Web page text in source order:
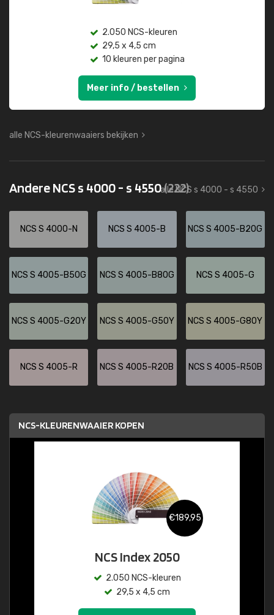
2.050 NCS-kleuren
29,5 x 4,5 cm
10 kleuren per pagina
Meer info / bestellen
alle NCS-kleurenwaaiers bekijken
Andere NCS s 4000 - s 4550(222)
alle NCS s 4000 - s 4550
NCS S 4000-N NCS S 4005-B NCS S 4005-B20G
NCS S 4005-B50G NCS S 4005-B80G NCS S 4005-G
NCS S 4005-G20Y NCS S 4005-G50Y NCS S 4005-G80Y
NCS S 4005-R NCS S 4005-R20B NCS S 4005-R50B
NCS-KLEURENWAAIER KOPEN
€189,95
NCS Index 2050
2.050 NCS-kleuren
29,5 x 4,5 cm